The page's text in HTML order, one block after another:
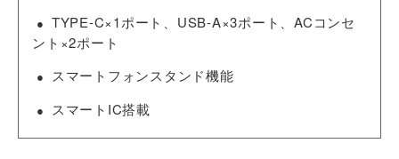
TYPE-C×1ポート、USB-A×3ポート、ACコンセ
ント×2ポート
スマートフォンスタンド機能
スマートIC搭載